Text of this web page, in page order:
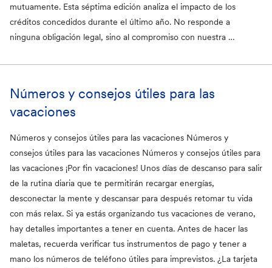
mutuamente. Esta séptima edición analiza el impacto de los
créditos concedidos durante el último año. No responde a
ninguna obligación legal, sino al compromiso con nuestra …
Números y consejos útiles para las
vacaciones
Números y consejos útiles para las vacaciones Números y
consejos útiles para las vacaciones Números y consejos útiles para
las vacaciones ¡Por fin vacaciones! Unos días de descanso para salir
de la rutina diaria que te permitirán recargar energías,
desconectar la mente y descansar para después retomar tu vida
con más relax. Si ya estás organizando tus vacaciones de verano,
hay detalles importantes a tener en cuenta. Antes de hacer las
maletas, recuerda verificar tus instrumentos de pago y tener a
mano los números de teléfono útiles para imprevistos. ¿La tarjeta